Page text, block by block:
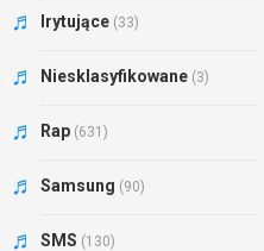
Irytujące (33)
Niesklasyfikowane (3)
Rap (631)
Samsung (90)
SMS (130)